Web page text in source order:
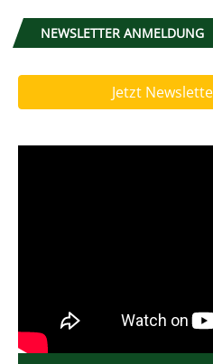
NEWSLETTER ANMELDUNG
Jetzt